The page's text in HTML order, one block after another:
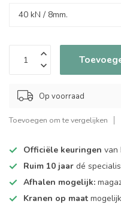
Op voorraad
Toevoegen om te vergelijken
Officiële keuringen van
Ruim 10 jaar dé
Afhalen mogelijk:
Kranen op maat mogelijk